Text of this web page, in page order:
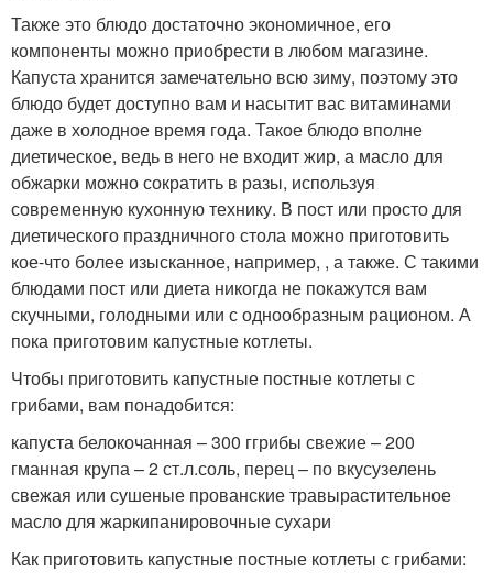
Также это блюдо достаточно экономичное, его
компоненты можно приобрести в любом магазине.
Капуста хранится замечательно всю зиму, поэтому это
блюдо будет доступно вам и насытит вас витаминами
даже в холодное время года. Такое блюдо вполне
диетическое, ведь в него не входит жир, а масло для
обжарки можно сократить в разы, используя
современную кухонную технику. В пост или просто для
диетического праздничного стола можно приготовить
кое-что более изысканное, например, , а также. С такими
блюдами пост или диета никогда не покажутся вам
скучными, голодными или с однообразным рационом. А
пока приготовим капустные котлеты.
Чтобы приготовить капустные постные котлеты с
грибами, вам понадобится:
капуста белокочанная – 300 ггрибы свежие – 200
гманная крупа – 2 ст.л.соль, перец – по вкусузелень
свежая или сушеные прованские травырастительное
масло для жаркипанировочные сухари
Как приготовить капустные постные котлеты с грибами: